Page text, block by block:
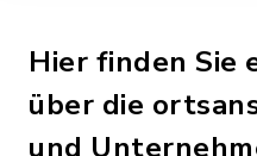
Hier finden Sie
über die
und